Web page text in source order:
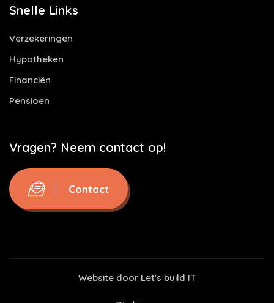
Snelle Links
Verzekeringen
Hypotheken
Financiën
Pensioen
Vragen? Neem contact op!
Contact
Website door Let's build IT